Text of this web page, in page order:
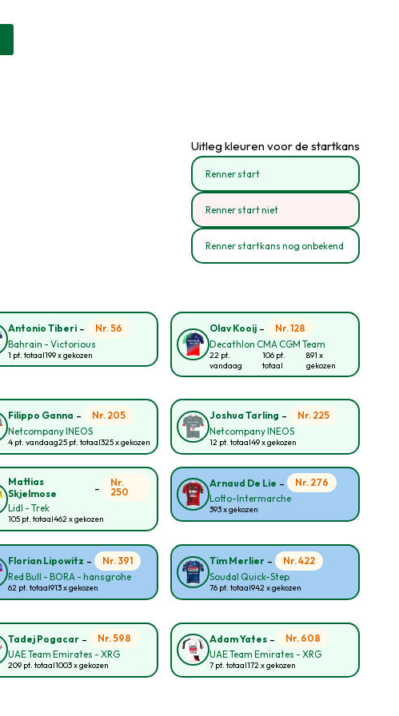
Uitleg kleuren voor de startkans
Renner start
Renner start niet
Renner startkans nog onbekend
Antonio Tiberi-
Nr. 56
Bahrain - Victorious
1 pt. totaal199 x gekozen
Olav Kooij-
Nr. 128
Decathlon CMA CGM Team
22 pt.
vandaag
106 pt.
totaal
891 x
gekozen
Filippo Ganna -
Nr. 205
Netcompany INEOS
4 pt. vandaag25 pt. totaal325 x gekozen
Joshua Tarling -
Nr. 225
Netcompany INEOS
12 pt. totaal49 x gekozen
Mattias
Skjelmose
-
Nr.
250
Lidl - Trek
105 pt. totaal462 x gekozen
Arnaud De Lie -
Nr. 276
Lotto-Intermarche
393 x gekozen
Florian Lipowitz -
Nr. 391
Red Bull - BORA - hansgrohe
62 pt. totaal913 x gekozen
Tim Merlier-
Nr. 422
Soudal Quick-Step
76 pt. totaal942 x gekozen
Tadej Pogacar-
Nr. 598
UAE Team Emirates - XRG
209 pt. totaal1003 x gekozen
Adam Yates-
Nr. 608
UAE Team Emirates - XRG
7 pt. totaal172 x gekozen